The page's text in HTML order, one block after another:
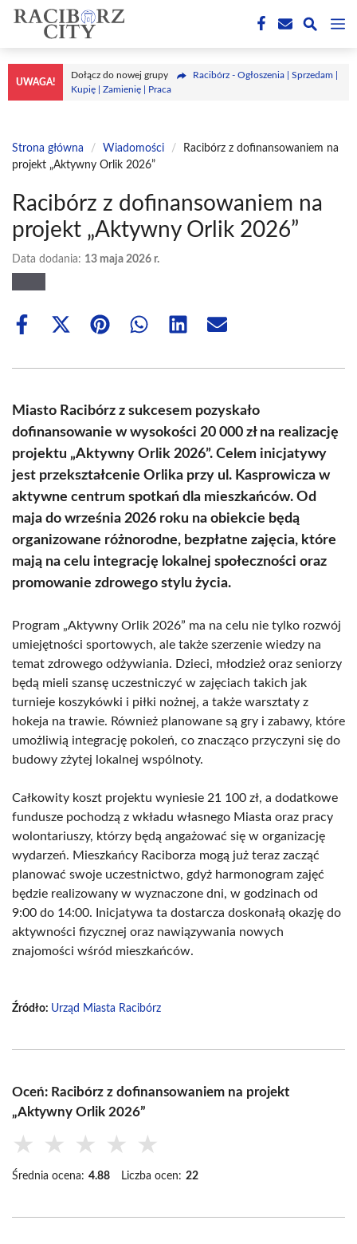
Przejdź
treści
UWAGA!
Dołącz do nowej grupy
Racibórz - Ogłoszenia | Sprzedam |
Kupię | Zamienię | Praca
Strona główna / Wiadomości /
Racibórz z dofinansowaniem na
projekt „Aktywny Orlik 2026”
Racibórz z dofinansowaniem na
projekt „Aktywny Orlik 2026”
Data dodania: 13 maja 2026 r.
Share
Share
(Twitter)
Share Share Share Share
Miasto Racibórz z sukcesem pozyskało
dofinansowanie w wysokości 20 000 zł na realizację
projektu „Aktywny Orlik 2026”. Celem inicjatywy
jest przekształcenie Orlika przy ul. Kasprowicza w
aktywne centrum spotkań dla mieszkańców. Od
maja do września 2026 roku na obiekcie będą
organizowane różnorodne, bezpłatne zajęcia, które
mają na celu integrację lokalnej społeczności oraz
promowanie zdrowego stylu życia.
Program „Aktywny Orlik 2026” ma na celu nie tylko rozwój
umiejętności sportowych, ale także szerzenie wiedzy na
temat zdrowego odżywiania. Dzieci, młodzież oraz seniorzy
będą mieli szansę uczestniczyć w zajęciach takich jak
turnieje koszykówki i piłki nożnej, a także warsztaty z
hokeja na trawie. Również planowane są gry i zabawy, które
umożliwią integrację pokoleń, co znacząco przyczyni się do
budowy zżytej lokalnej wspólnoty.
Całkowity koszt projektu wyniesie 21 100 zł, a dodatkowe
fundusze pochodzą z wkładu własnego Miasta oraz pracy
wolontariuszy, którzy będą angażować się w organizację
wydarzeń. Mieszkańcy Raciborza mogą już teraz zacząć
planować swoje uczestnictwo, gdyż harmonogram zajęć
będzie realizowany w wyznaczone dni, w godzinach od
9:00 do 14:00. Inicjatywa ta dostarcza doskonałą okazję do
aktywności fizycznej oraz nawiązywania nowych
znajomości wśród mieszkańców.
Źródło: Urząd Miasta Racibórz
Oceń: Racibórz z dofinansowaniem na projekt
„Aktywny Orlik 2026”
★ ★ ★ ★ ★
Średnia ocena: 4.88 Liczba ocen: 22